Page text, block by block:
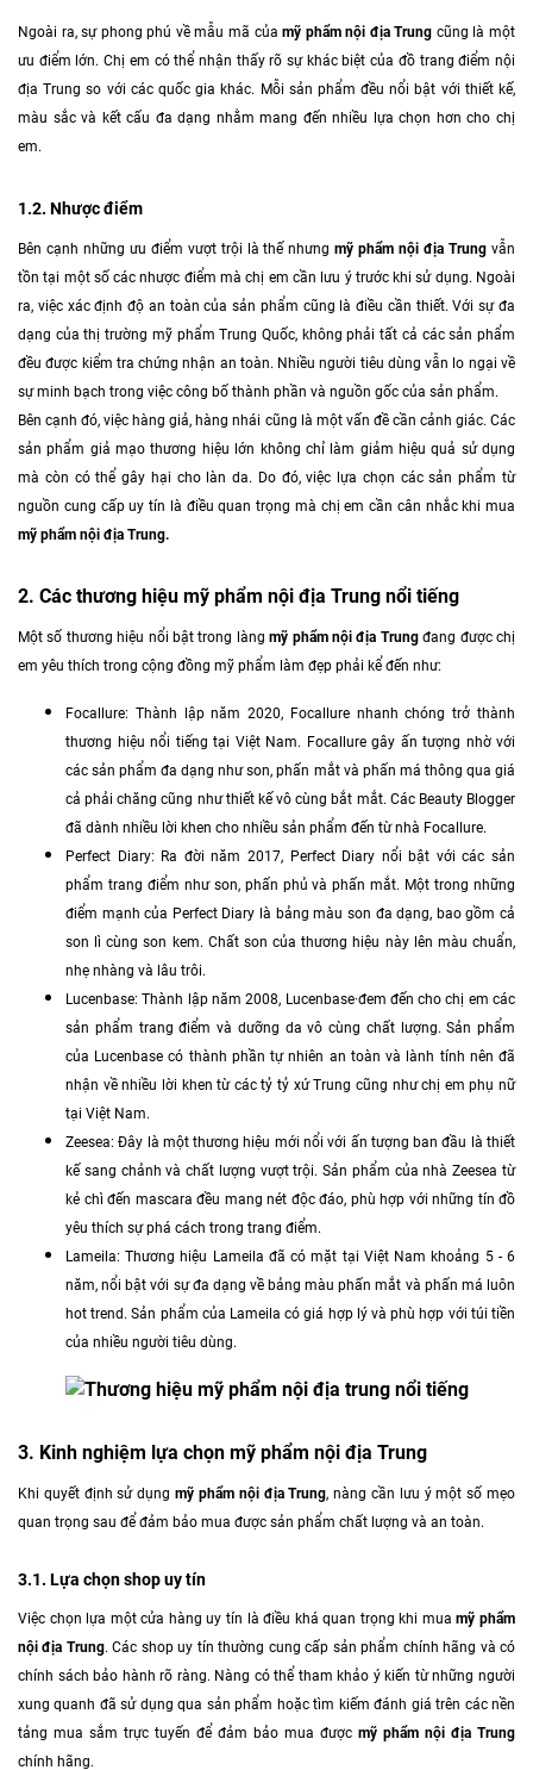
Ngoài ra, sự phong phú về mẫu mã củamỹ phẩm nội địa Trung cũng là một
ưu điểm lớn. Chị em có thể nhận thấy rõ sự khác biệt của đồ trang điểm nội
địa Trung so với các quốc gia khác. Mỗi sản phẩm đều nổi bật với thiết kế,
màu sắc và kết cấu đa dạng nhằm mang đến nhiều lựa chọn hơn cho chị
em.
1.2. Nhược điểm
Bên cạnh những ưu điểm vượt trội là thế nhưngmỹ phẩm nội địa Trungvẫn
tồn tại một số các nhược điểm mà chị em cần lưu ý trước khi sử dụng. Ngoài
ra, việc xác định độ an toàn của sản phẩm cũng là điều cần thiết. Với sự đa
dạng của thị trường mỹ phẩm Trung Quốc, không phải tất cả các sản phẩm
đều được kiểm tra chứng nhận an toàn. Nhiều người tiêu dùng vẫn lo ngại về
sự minh bạch trong việc công bố thành phần và nguồn gốc của sản phẩm.
Bên cạnh đó, việc hàng giả, hàng nhái cũng là một vấn đề cần cảnh giác. Các
sản phẩm giả mạo thương hiệu lớn không chỉ làm giảm hiệu quả sử dụng
mà còn có thể gây hại cho làn da. Do đó, việc lựa chọn các sản phẩm từ
nguồn cung cấp uy tín là điều quan trọng mà chị em cần cân nhắc khi mua
mỹ phẩm nội địa Trung.
2. Các thương hiệu mỹ phẩm nội địa Trung nổi tiếng
Một số thương hiệu nổi bật trong làngmỹ phẩm nội địa Trungđang được chị
em yêu thích trong cộng đồng mỹ phẩm làm đẹp phải kể đến như:
Focallure: Thành lập năm 2020, Focallure nhanh chóng trở thành
thương hiệu nổi tiếng tại Việt Nam. Focallure gây ấn tượng nhờ với
các sản phẩm đa dạng như son, phấn mắt và phấn má thông qua giá
cả phải chăng cũng như thiết kế vô cùng bắt mắt. Các Beauty Blogger
đã dành nhiều lời khen cho nhiều sản phẩm đến từ nhà Focallure.
Perfect Diary: Ra đời năm 2017, Perfect Diary nổi bật với các sản
phẩm trang điểm như son, phấn phủ và phấn mắt. Một trong những
điểm mạnh của Perfect Diary là bảng màu son đa dạng, bao gồm cả
son lì cùng son kem. Chất son của thương hiệu này lên màu chuẩn,
nhẹ nhàng và lâu trôi.
Lucenbase: Thành lập năm 2008, Lucenbase·đem đến cho chị em các
sản phẩm trang điểm và dưỡng da vô cùng chất lượng. Sản phẩm
của Lucenbase có thành phần tự nhiên an toàn và lành tính nên đã
nhận về nhiều lời khen từ các tỷ tỷ xứ Trung cũng như chị em phụ nữ
tại Việt Nam.
Zeesea: Đây là một thương hiệu mới nổi với ấn tượng ban đầu là thiết
kế sang chảnh và chất lượng vượt trội. Sản phẩm của nhà Zeesea từ
kẻ chì đến mascara đều mang nét độc đáo, phù hợp với những tín đồ
yêu thích sự phá cách trong trang điểm.
Lameila: Thương hiệu Lameila đã có mặt tại Việt Nam khoảng 5 - 6
năm, nổi bật với sự đa dạng về bảng màu phấn mắt và phấn má luôn
hot trend. Sản phẩm của Lameila có giá hợp lý và phù hợp với túi tiền
của nhiều người tiêu dùng.
3. Kinh nghiệm lựa chọn mỹ phẩm nội địa Trung
Khi quyết định sử dụngmỹ phẩm nội địa Trung, nàng cần lưu ý một số mẹo
quan trọng sau để đảm bảo mua được sản phẩm chất lượng và an toàn.
3.1. Lựa chọn shop uy tín
Việc chọn lựa một cửa hàng uy tín là điều khá quan trọng khi muamỹ phẩm
nội địa Trung. Các shop uy tín thường cung cấp sản phẩm chính hãng và có
chính sách bảo hành rõ ràng. Nàng có thể tham khảo ý kiến từ những người
xung quanh đã sử dụng qua sản phẩm hoặc tìm kiếm đánh giá trên các nền
tảng mua sắm trực tuyến để đảm bảo mua được mỹ phẩm nội địa Trung
chính hãng.